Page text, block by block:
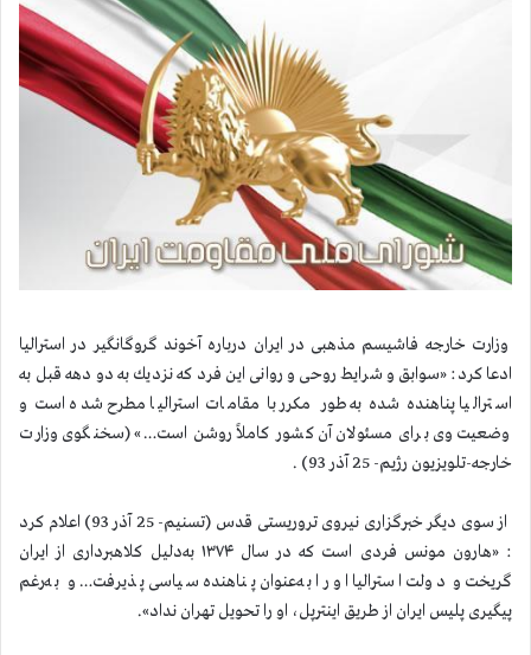
وزارت خارجه فاشیسم مذهبی در ایران درباره آخوند گروگانگیر در استرالیا
ادعا كرد: «سوابق و شرایط روحی و روانی این فرد كه نزدیك به دو دهه قبل به
استرالیا پناهنده شده به‌طور مكرر با مقامات استرالیا مطرح شده است و
وضعیت وی برای مسئولان آن كشور كاملاً روشن است…» (سخنگوی وزارت
خارجه-تلویزیون رژیم- 25 آذر 93) .
از سوی دیگر خبرگزاری نیروی تروریستی قدس (تسنیم- 25 آذر 93) اعلام كرد
: «هارون مونس فردی است كه در سال ۱۳۷۴ به‌دلیل كلاهبرداری از ایران
گریخت و دولت استرالیا او را به‌عنوان پناهنده سیاسی پذیرفت… و به‌رغم
پیگیری پلیس ایران از طریق اینترپل، او را تحویل تهران نداد».